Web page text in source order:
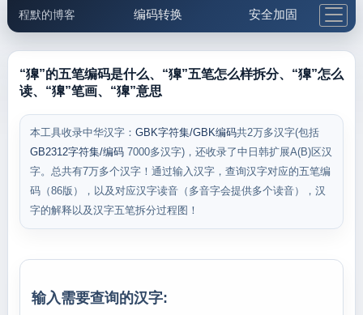
程默的博客 编码转换 安全加固
邮件工具 生活便民 更多工具
5.1支付宝大红包
“獋”的五笔编码是什么、“獋”五笔怎么样拆分、“獋”怎么
读、“獋”笔画、“獋”意思
本工具收录中华汉字： GBK字符集/GBK编码共2万多汉字(包括
GB2312字符集/编码 7000多汉字)，还收录了中日韩扩展A(B)区汉
字。总共有7万多个汉字！通过输入汉字，查询汉字对应的五笔编
码（86版），以及对应汉字读音（多音字会提供多个读音），汉
字的解释以及汉字五笔拆分过程图！
输入需要查询的汉字: